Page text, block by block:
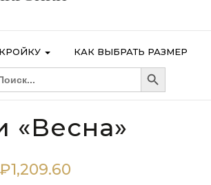
КАК ВЫБРАТЬ РАЗМЕР
Search Button
«Весна»
₽1,209.60